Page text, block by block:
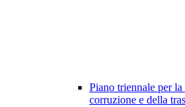
Piano triennale per
corruzione e della